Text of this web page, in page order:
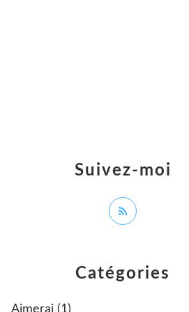
Catégories
Aimerai (1)
Suivez-moi